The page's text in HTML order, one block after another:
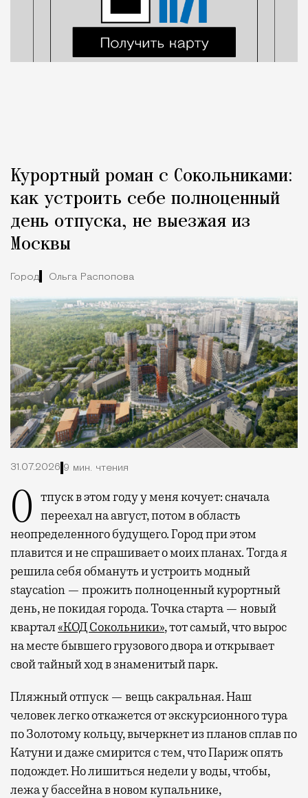
Курортный роман с Сокольниками:
как устроить себе полноценный
день отпуска, не выезжая из
Москвы
Город Ольга Распопова
31.07.2026 9 мин. чтения
Отпуск в этом году у меня кочует: сначала переехал на август, потом в область
неопределенного будущего. Город при этом
плавится и не спрашивает о моих планах. Тогда я
решила себя обмануть и устроить модный
staycation — прожить полноценный курортный
день, не покидая города. Точка старта — новый
квартал«КОД Сокольники», тот самый, что вырос
на месте бывшего грузового двора и открывает
свой тайный ход в знаменитый парк.
Пляжный отпуск — вещь сакральная. Наш
человек легко откажется от экскурсионного тура
по Золотому кольцу, вычеркнет из планов сплав по
Катуни и даже смирится с тем, что Париж опять
подождет. Но лишиться недели у воды, чтобы,
лежа у бассейна в новом купальнике,